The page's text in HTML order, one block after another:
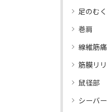
足のむ
巻肩
線維筋
筋膜リ
鼠径部
シーバ